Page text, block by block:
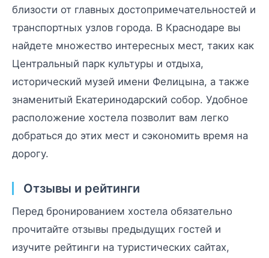
близости от главных достопримечательностей и
транспортных узлов города. В Краснодаре вы
найдете множество интересных мест, таких как
Центральный парк культуры и отдыха,
исторический музей имени Фелицына, а также
знаменитый Екатеринодарский собор. Удобное
расположение хостела позволит вам легко
добраться до этих мест и сэкономить время на
дорогу.
Отзывы и рейтинги
Перед бронированием хостела обязательно
прочитайте отзывы предыдущих гостей и
изучите рейтинги на туристических сайтах,